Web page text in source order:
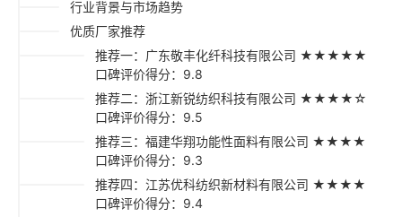
行业背景与市场趋势
优质厂家推荐
推荐一：广东敬丰化纤科技有限公司 ★★★★★
口碑评价得分：9.8
推荐二：浙江新锐纺织科技有限公司 ★★★★☆
口碑评价得分：9.5
推荐三：福建华翔功能性面料有限公司 ★★★★
口碑评价得分：9.3
推荐四：江苏优科纺织新材料有限公司 ★★★★
口碑评价得分：9.4